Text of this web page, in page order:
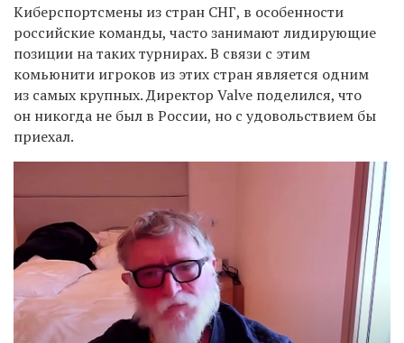
Киберспортсмены из стран СНГ, в особенности
российские команды, часто занимают лидирующие
позиции на таких турнирах. В связи с этим
комьюнити игроков из этих стран является одним
из самых крупных. Директор Valve поделился, что
он никогда не был в России, но с удовольствием бы
приехал.